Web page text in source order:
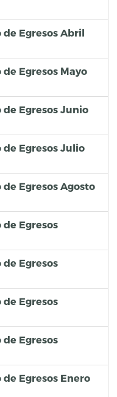
Egresos Abril
Egresos Mayo
Egresos Junio
Egresos Julio
Egresos Agosto
Egresos
Egresos
Egresos
Egresos
Egresos Enero